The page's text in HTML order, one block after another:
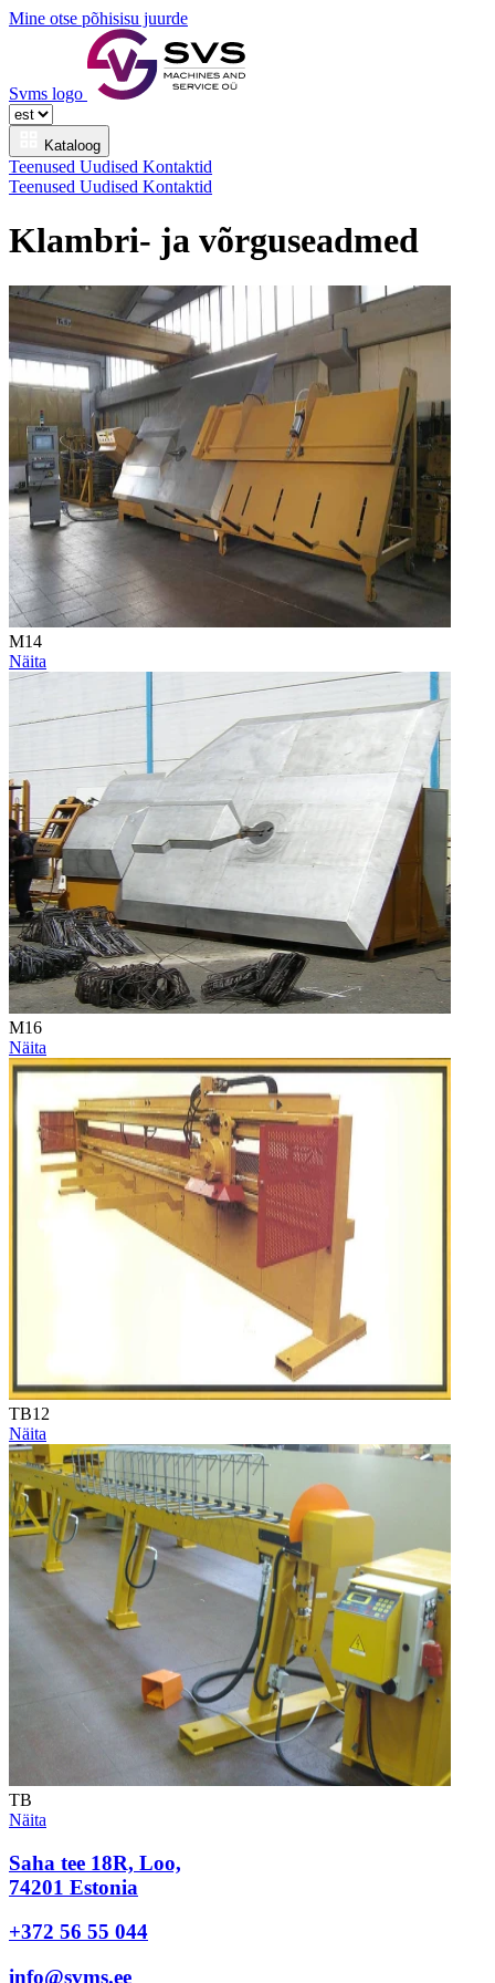
Mine otse põhisisu juurde
Svms logo
Kataloog
Teenused Uudised Kontaktid
Teenused Uudised Kontaktid
Klambri- ja võrguseadmed
M14
Näita
M16
Näita
TB12
Näita
TB
Näita
Saha tee 18R, Loo,
74201 Estonia
+372 56 55 044
info@svms.ee